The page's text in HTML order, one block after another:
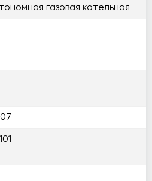
газовая котельная